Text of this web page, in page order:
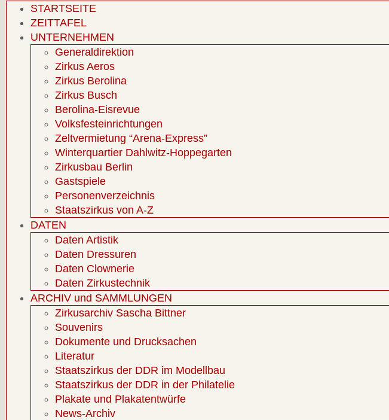
STARTSEITE
ZEITTAFEL
UNTERNEHMEN
Generaldirektion
Zirkus Aeros
Zirkus Berolina
Zirkus Busch
Berolina-Eisrevue
Volksfesteinrichtungen
Zeltvermietung “Arena-Express”
Winterquartier Dahlwitz-Hoppegarten
Zirkusbau Berlin
Gastspiele
Personenverzeichnis
Staatszirkus von A-Z
DATEN
Daten Artistik
Daten Dressuren
Daten Clownerie
Daten Zirkustechnik
ARCHIV und SAMMLUNGEN
Zirkusarchiv Sascha Bittner
Souvenirs
Dokumente und Drucksachen
Literatur
Staatszirkus der DDR im Modellbau
Staatszirkus der DDR in der Philatelie
Plakate und Plakatentwürfe
News-Archiv